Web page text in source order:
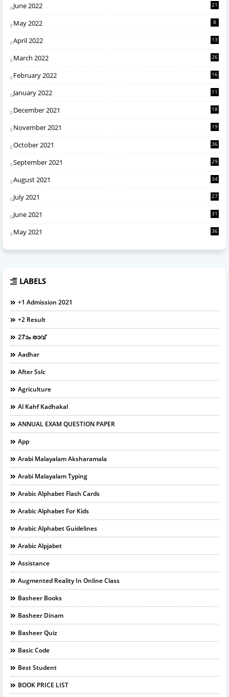
June 2022 21
May 2022 8
April 2022 13
March 2022 26
February 2022 16
January 2022 11
December 2021 18
November 2021 19
October 2021 36
September 2021 29
August 2021 34
July 2021 27
June 2021 31
May 2021 36
LABELS
+1 Admission 2021
+2 Result
27ാം രാവ്
Aadhar
After Sslc
Agriculture
Al Kahf Kadhakal
ANNUAL EXAM QUESTION PAPER
App
Arabi Malayalam Aksharamala
Arabi Malayalam Typing
Arabic Alphabet Flash Cards
Arabic Alphabet For Kids
Arabic Alphabet Guidelines
Arabic Alpjabet
Assistance
Augmented Reality In Online Class
Basheer Books
Basheer Dinam
Basheer Quiz
Basic Code
Best Student
BOOK PRICE LIST